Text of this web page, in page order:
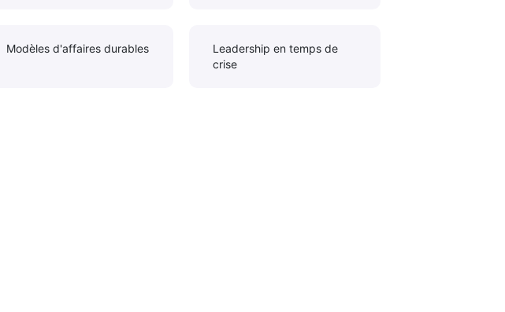
Modèles d'affaires durables
Leadership en temps de
crise